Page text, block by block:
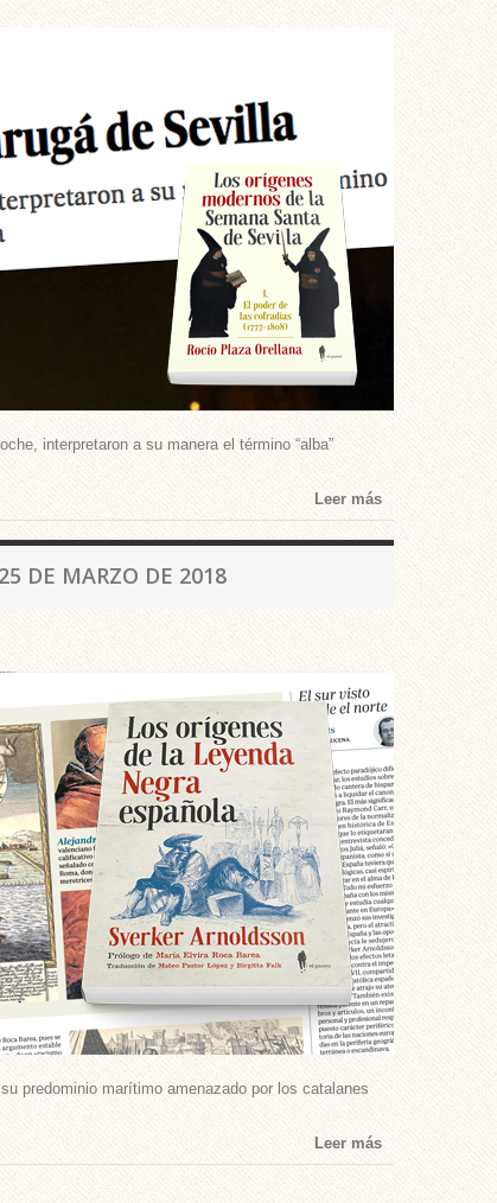
interpretaron a su manera el término “alba”
Leer más
DE MARZO DE 2018
predominio marítimo amenazado por los catalanes
Leer más